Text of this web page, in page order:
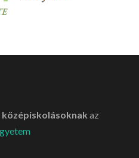
középiskolásoknak az